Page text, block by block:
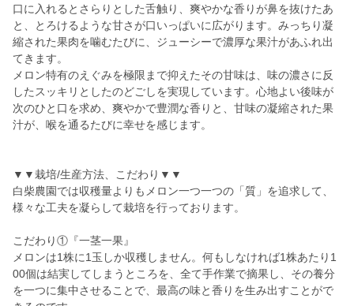
口に入れるとさらりとした舌触り、爽やかな香りが鼻を抜けたあ
と、とろけるような甘さが口いっぱいに広がります。みっちり凝
縮された果肉を噛むたびに、ジューシーで濃厚な果汁があふれ出
てきます。
メロン特有のえぐみを極限まで抑えたその甘味は、味の濃さに反
したスッキリとしたのどごしを実現しています。心地よい後味が
次のひと口を求め、爽やかで豊潤な香りと、甘味の凝縮された果
汁が、喉を通るたびに幸せを感じます。
▼▼栽培/生産方法、こだわり▼▼
白柴農園では収穫量よりもメロン一つ一つの「質」を追求して、
様々な工夫を凝らして栽培を行っております。
こだわり①『一茎一果』
メロンは1株に1玉しか収穫しません。何もしなければ1株あたり1
00個は結実してしまうところを、全て手作業で摘果し、その養分
を一つに集中させることで、最高の味と香りを生み出すことがで